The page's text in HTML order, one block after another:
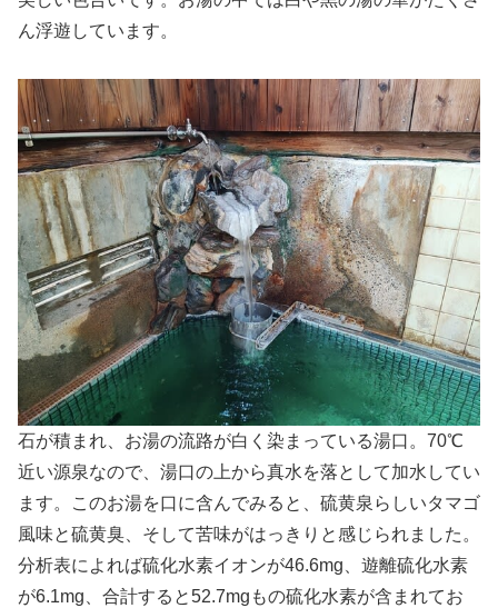
ん浮遊しています。
石が積まれ、お湯の流路が白く染まっている湯口。70℃
近い源泉なので、湯口の上から真水を落として加水してい
ます。このお湯を口に含んでみると、硫黄泉らしいタマゴ
風味と硫黄臭、そして苦味がはっきりと感じられました。
分析表によれば硫化水素イオンが46.6mg、遊離硫化水素
が6.1mg、合計すると52.7mgもの硫化水素が含まれてお